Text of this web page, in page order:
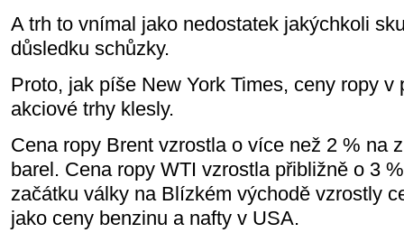
A trh to vnímal jako nedostatek jakýchkoli
důsledku schůzky.
Proto, jak píše New York Times, ceny ropy v
akciové trhy klesly.
Cena ropy Brent vzrostla o více než 2 % na
barel. Cena ropy WTI vzrostla přibližně o 3
začátku války na Blízkém východě vzrostly
jako ceny benzinu a nafty v USA.